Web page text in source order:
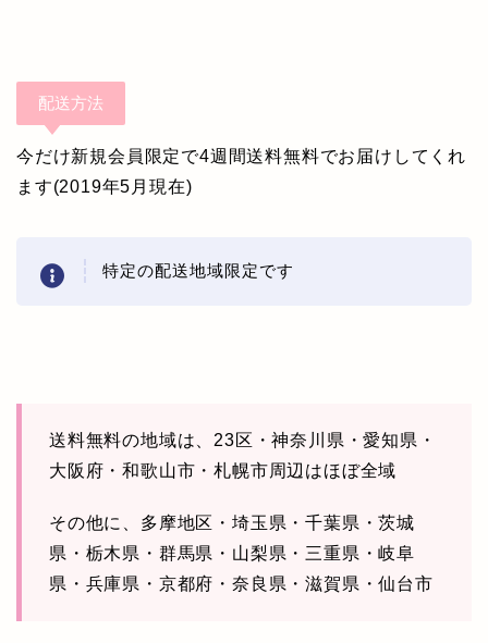
配送方法
今だけ新規会員限定で4週間送料無料でお届けしてくれ
ます(2019年5月現在)
特定の配送地域限定です
送料無料の地域は、23区・神奈川県・愛知県・
大阪府・和歌山市・札幌市周辺はほぼ全域
その他に、多摩地区・埼玉県・千葉県・茨城
県・栃木県・群馬県・山梨県・三重県・岐阜
県・兵庫県・京都府・奈良県・滋賀県・仙台市